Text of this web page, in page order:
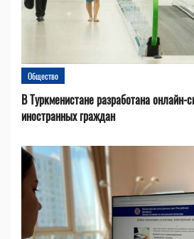
Общество
В Туркменистане разработана онлайн-
иностранных граждан